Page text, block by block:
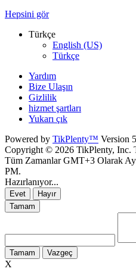
Hepsini gör
Türkçe
English (US)
Türkçe
Yardım
Bize Ulaşın
Gizlilik
hizmet şartları
Yukarı çık
Powered by TikPlenty™ Version
Copyright © 2026 TikPlenty, Inc.
Tüm Zamanlar GMT+3 Olarak
PM.
Hazırlanıyor...
Evet
Hayır
Tamam
Tamam Vazgeç
X